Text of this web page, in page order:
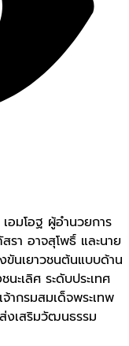
มโอฐ ผู้อำนวยการ
รา อาจสุโพธิ์ และนาย
ขันเยาวชนต้นแบบด้าน
ะเลิศ ระดับประเทศ
ากรมสมเด็จพระเทพ
งเสริมวัฒนธรรม